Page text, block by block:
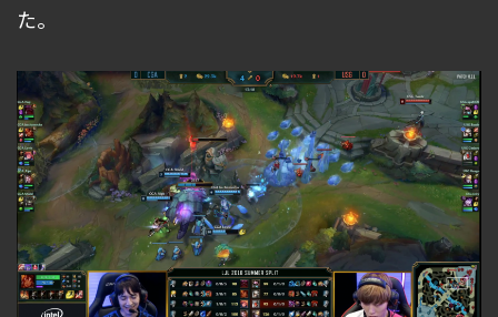
た。